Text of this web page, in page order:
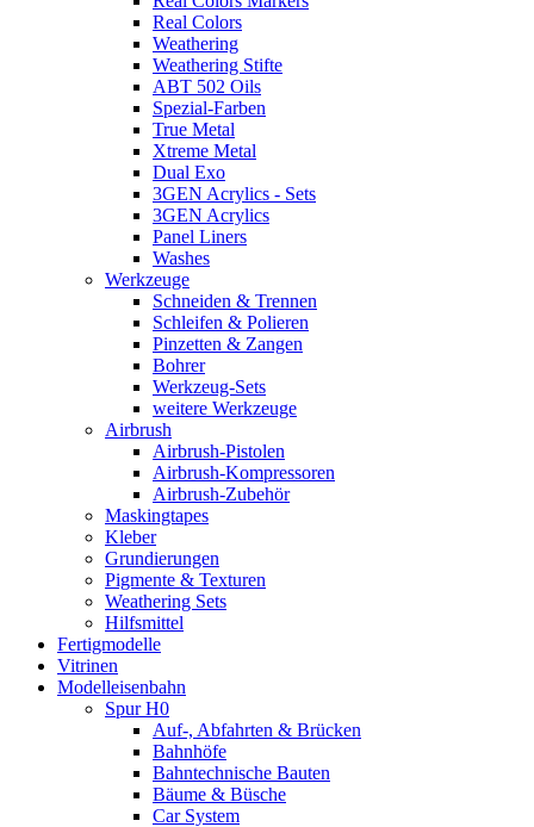
Real Colors
Weathering
Weathering Stifte
ABT 502 Oils
Spezial-Farben
True Metal
Xtreme Metal
Dual Exo
3GEN Acrylics - Sets
3GEN Acrylics
Panel Liners
Washes
Werkzeuge
Schneiden & Trennen
Schleifen & Polieren
Pinzetten & Zangen
Bohrer
Werkzeug-Sets
weitere Werkzeuge
Airbrush
Airbrush-Pistolen
Airbrush-Kompressoren
Airbrush-Zubehör
Maskingtapes
Kleber
Grundierungen
Pigmente & Texturen
Weathering Sets
Hilfsmittel
Fertigmodelle
Vitrinen
Modelleisenbahn
Spur H0
Auf-, Abfahrten & Brücken
Bahnhöfe
Bahntechnische Bauten
Bäume & Büsche
Car System